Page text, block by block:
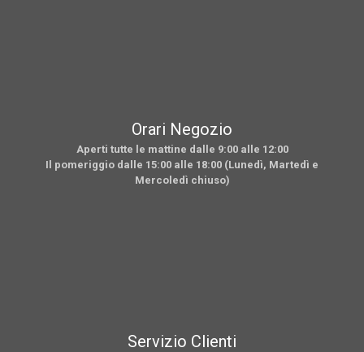
Orari Negozio
Aperti tutte le mattine dalle 9:00 alle 12:00
Il pomeriggio dalle 15:00 alle 18:00 (Lunedì, Martedì e
Mercoledì chiuso)
Servizio Clienti